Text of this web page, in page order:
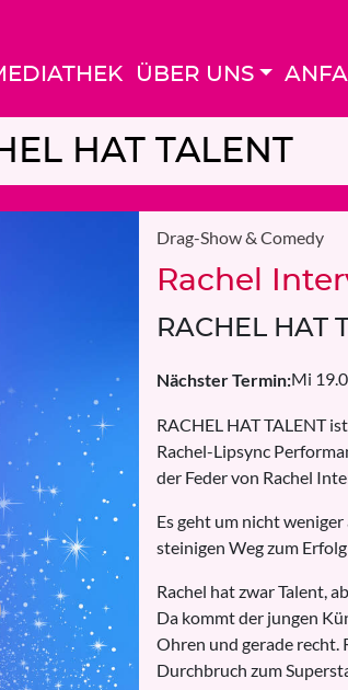
ÜBER UNS
HAT TALENT
Drag-Show & Comedy
Rachel
RACHEL HAT
Nächster Termin:Mi
RACHEL HAT TALENT
Rachel-Lipsync
der Feder von Rachel
Es geht um nicht
steinigen Weg zum
Rachel hat zwar Talent,
Da kommt der jungen
Ohren und gerade
Durchbruch zum